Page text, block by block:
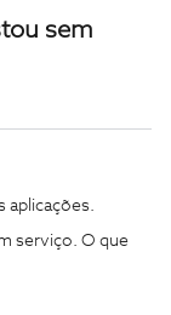
sem
aplicações.
serviço. O que